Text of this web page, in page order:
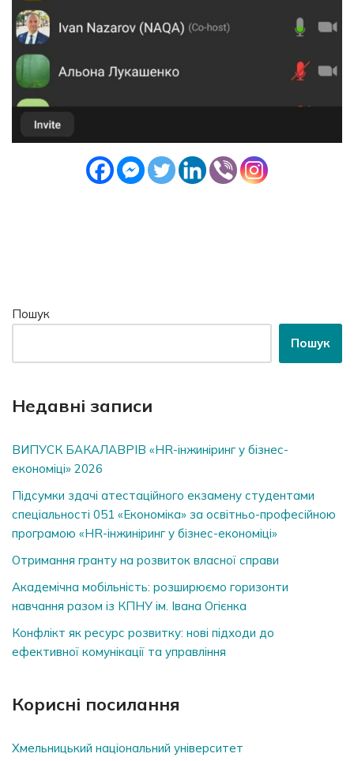
Пошук
Пошук
Недавні записи
ВИПУСК БАКАЛАВРІВ «HR-інжиніринг у бізнес-
економіці» 2026
Підсумки здачі атестаційного екзамену студентами
спеціальності 051 «Економіка» за освітньо-професійною
програмою «HR-інжиніринг у бізнес-економіці»
Отримання гранту на розвиток власної справи
Академічна мобільність: розширюємо горизонти
навчання разом із КПНУ ім. Івана Огієнка
Конфлікт як ресурс розвитку: нові підходи до
ефективної комунікації та управління
Корисні посилання
Хмельницький національний університет